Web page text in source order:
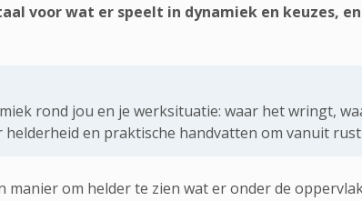
voor wat er speelt in dynamiek en keuzes,
rond jou en je werksituatie: waar het wringt,
helderheid en praktische handvatten om vanuit
om helder te zien wat er onder de